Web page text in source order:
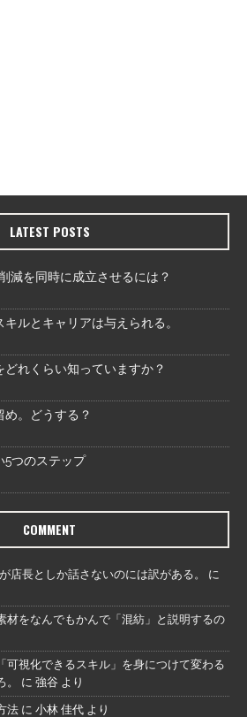
LATEST POSTS
減を同時に成立させるには？
ルとキャリアは与えられる。
れくらい知っていますか？
。どうする？
5つのステップ
COMMENT
店長としか話さないのには訳がある。
に
をなんでもかんで「混紡」と説明するの
可視化できるスキル」を身につけて変わる
に 強谷 より
法 に 小林 佳代 より